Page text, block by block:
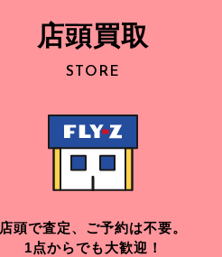
店頭買取
STORE
店頭で査定、ご予約は不要。
1点からでも大歓迎！